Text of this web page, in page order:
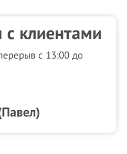
клиентами
с 13:00 до